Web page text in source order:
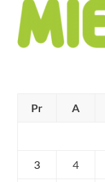
Pr
A
3 4